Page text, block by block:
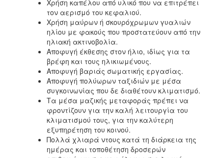
ΠΟΛΙΤΙΣΜΟΣ
Χρήση καπέλου από υλικό που να επιτρέπει
τον αερισμό του κεφαλιού.
Χρήση μαύρων ή σκουρόχρωμων γυαλιών
ηλίου με φακούς που προστατεύουν από την
ηλιακή ακτινοβολία.
Αποφυγή έκθεσης στον ήλιο, ιδίως για τα
βρέφη και τους ηλικιωμένους.
Αποφυγή βαριάς σωματικής εργασίας.
Αποφυγή πολύωρων ταξιδιών με μέσα
συγκοινωνίας που δε διαθέτουν κλιματισμό.
Τα μέσα μαζικής μεταφοράς πρέπει να
φροντίζουν για την καλή λειτουργία του
κλιματισμού τους, για την καλύτερη
εξυπηρέτηση του κοινού.
Πολλά χλιαρά ντους κατά τη διάρκεια της
ημέρας και τοποθέτηση δροσερών